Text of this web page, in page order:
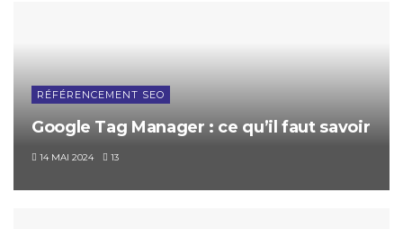
RÉFÉRENCEMENT SEO
Google Tag Manager : ce qu’il faut savoir
14 MAI 2024 13